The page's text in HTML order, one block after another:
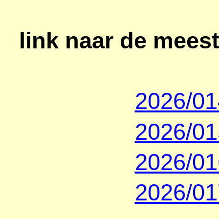
link naar de
2026/
2026/
2026/
2026/